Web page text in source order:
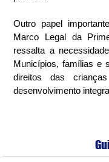
Outro papel
Marco Legal da
ressalta a
Municípios, famílias e
direitos das
desenvolvimento